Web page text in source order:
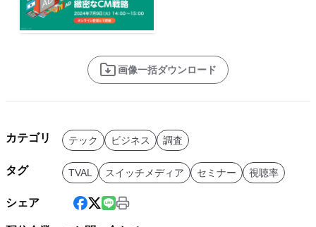
画像一括ダウンロード
カテゴリ テック ビジネス 調査
タグ TVAL スイッチメディア セミナー 視聴率
シェア